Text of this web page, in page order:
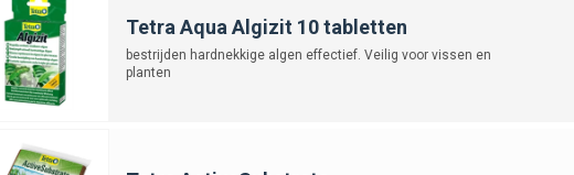
Tetra Aqua Algizit 10 tabletten
bestrijden hardnekkige algen effectief. Veilig voor vissen en
planten